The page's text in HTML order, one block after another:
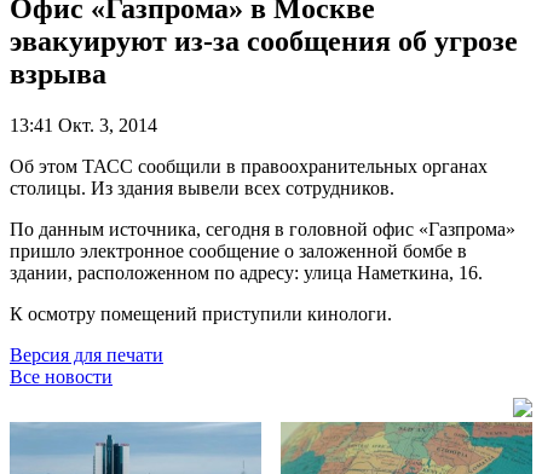
Офис «Газпрома» в Москве
эвакуируют из-за сообщения об угрозе
взрыва
13:41 Окт. 3, 2014
Об этом ТАСС сообщили в правоохранительных органах
столицы. Из здания вывели всех сотрудников.
По данным источника, сегодня в головной офис «Газпрома»
пришло электронное сообщение о заложенной бомбе в
здании, расположенном по адресу: улица Наметкина, 16.
К осмотру помещений приступили кинологи.
Версия для печати
Все новости